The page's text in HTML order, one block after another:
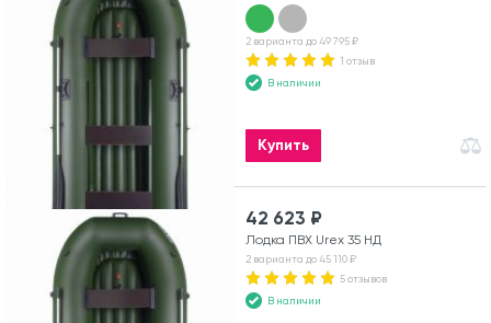
2 варианта до 49 795 ₽
1 отзыв
В наличии
Купить
42 623 ₽
Лодка ПВХ Urex 35 НД
2 варианта до 45 110 ₽
5 отзывов
В наличии